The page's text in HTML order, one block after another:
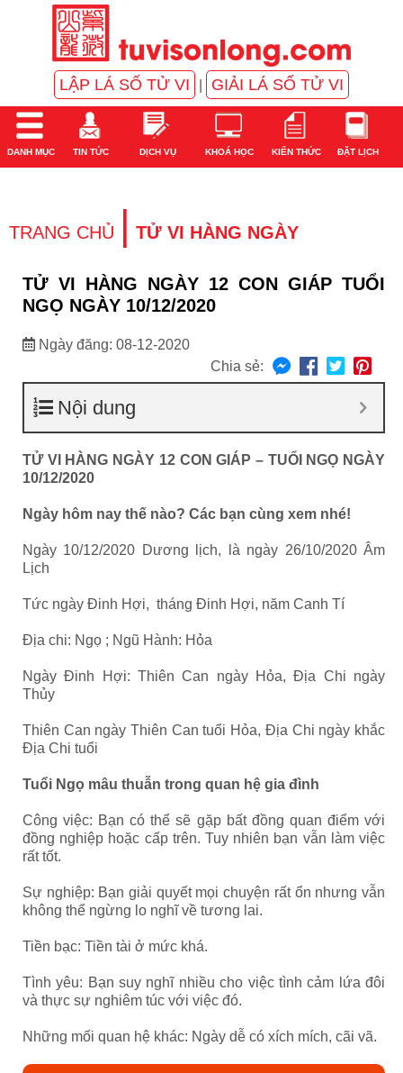
LẬP LÁ SỐ TỬ VI GIẢI LÁ SỐ TỬ VI
DANH MỤC TIN TỨC DỊCH VỤ KHOÁ HỌC KIẾN THỨC ĐẶT LỊCH
TRANG CHỦ | TỬ VI HÀNG NGÀY
TỬ VI HÀNG NGÀY 12 CON GIÁP TUỔI
NGỌ NGÀY 10/12/2020
Ngày đăng: 08-12-2020
Chia sẻ:
Nội dung
TỬ VI HÀNG NGÀY 12 CON GIÁP – TUỔI NGỌ NGÀY
10/12/2020
Ngày hôm nay thế nào? Các bạn cùng xem nhé!
Ngày 10/12/2020 Dương lịch, là ngày 26/10/2020 Âm
Lịch
Tức ngày Đinh Hợi, tháng Đinh Hợi, năm Canh Tí
Địa chi: Ngọ ; Ngũ Hành: Hỏa
Ngày Đinh Hợi: Thiên Can ngày Hỏa, Địa Chi ngày
Thủy
Thiên Can ngày Thiên Can tuổi Hỏa, Địa Chi ngày khắc
Địa Chi tuổi
Tuổi Ngọ mâu thuẫn trong quan hệ gia đình
Công việc: Bạn có thể sẽ gặp bất đồng quan điểm với
đồng nghiệp hoặc cấp trên. Tuy nhiên bạn vẫn làm việc
rất tốt.
Sự nghiệp: Bạn giải quyết mọi chuyện rất ổn nhưng vẫn
không thể ngừng lo nghĩ về tương lai.
Tiền bạc: Tiền tài ở mức khá.
Tình yêu: Bạn suy nghĩ nhiều cho việc tình cảm lứa đôi
và thực sự nghiêm túc với việc đó.
Những mối quan hệ khác: Ngày dễ có xích mích, cãi vã.